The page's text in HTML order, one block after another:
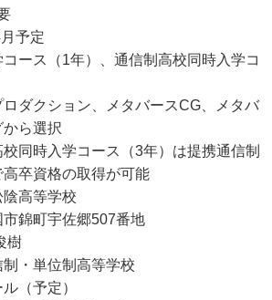
予定
ース（1年）、通信制高校同時入学コ
ダクション、メタバースCG、メタバ
ら選択
同時入学コース（3年）は提携通信制
卒資格の取得が可能
高等学校
錦町宇佐郷507番地
樹
・単位制高等学校
（予定）